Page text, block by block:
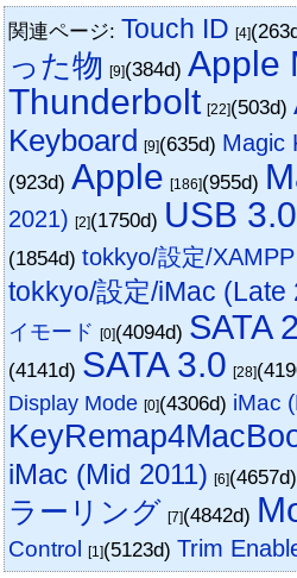
関連ページ: Touch ID [4]
った物 [9](384d)Apple
Thunderbolt [22](503d)
Keyboard [9](635d) Magic
(923d)Apple [186](955d)
2021) [2](1750d) USB 3.0
(1854d)tokkyo/設定/XAMPP
tokkyo/設定/iMac (Late
イモード [0](4094d) SATA
(4141d) SATA 3.0 [28]
Display Mode [0](4306d) iMac
iMac (Mid 2011) [6]
ラーリング [7](4842d)
Control [1](5123d)Trim